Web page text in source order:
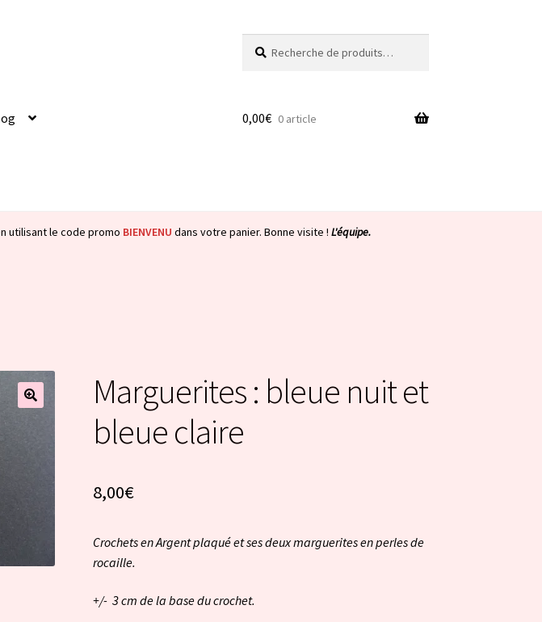
pour :
0,00€ 0 article
utilisant le code promo BIENVENU dans votre panier. Bonne visite ! L'équipe.
Marguerites : bleue nuit et
bleue claire
8,00€
Crochets en Argent plaqué et ses deux marguerites en perles de
rocaille.
+/- 3 cm de la base du crochet.